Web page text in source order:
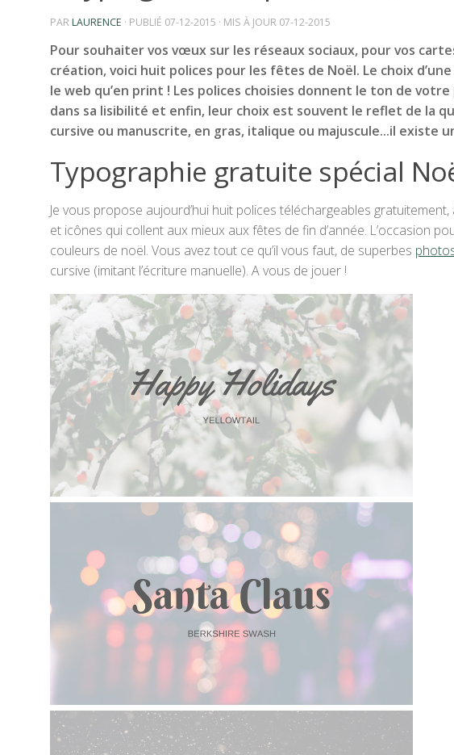
PAR LAURENCE · PUBLIÉ 07-12-2015 · MIS À JOUR 07-12-2015
Pour souhaiter vos vœux sur les réseaux sociaux, pour vos
création, voici huit polices pour les fêtes de Noël. Le choix
le web qu’en print ! Les polices choisies donnent le ton de
dans sa lisibilité et enfin, leur choix est souvent le reflet de la
cursive ou manuscrite, en gras, italique ou majuscule…il existe
Typographie gratuite spécial
Je vous propose aujourd’hui huit polices téléchargeables
et icônes qui collent aux mieux aux fêtes de fin d’année. L’occasion
couleurs de noël. Vous avez tout ce qu’il vous faut, de superbes
cursive (imitant l’écriture manuelle). A vous de jouer !